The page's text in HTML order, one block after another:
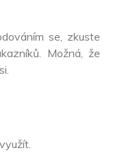
se, zkuste
Možná, že